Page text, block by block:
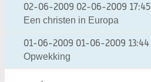
02-06-2009 02-06-2009 17:45
Een christen in Europa
01-06-2009 01-06-2009 13:44
Opwekking